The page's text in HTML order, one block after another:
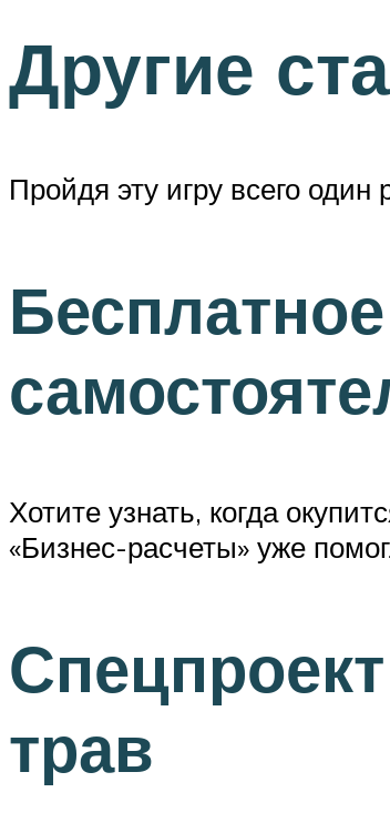
Другие
Пройдя эту игру всего
Хотите узнать, когда
«Бизнес-расчеты» уже
трав